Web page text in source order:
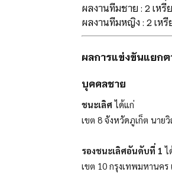
ผลงานทีมชาย : 2 เหรี
ผลงานทีมหญิง : 2 เห
ผลการแข่งขันแยกต
บุคคลชาย
ชนะเลิศได้แก่
เขต 8 จังหวัดภูเก็ต นาย
รองชนะเลิศอันดับที่ 1ไ
เขต 10 กรุงเทพมหานค